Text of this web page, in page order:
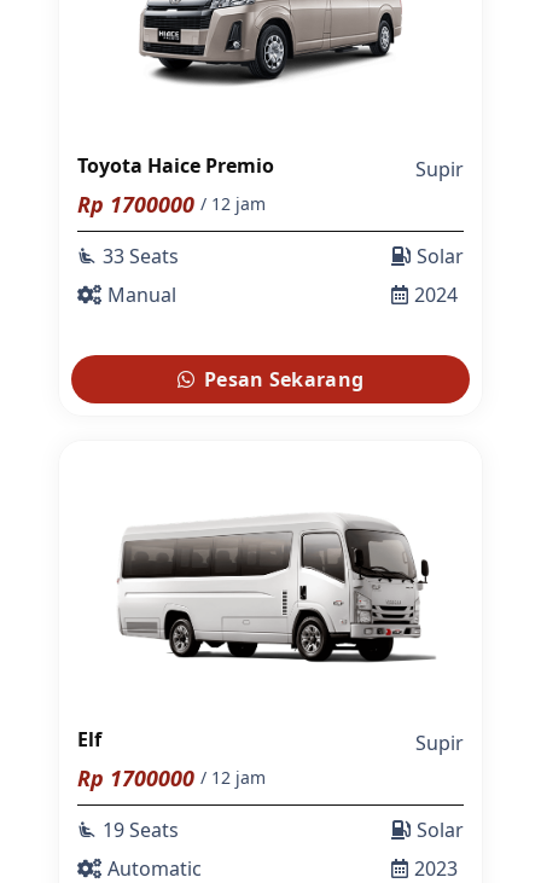
Toyota Haice Premio Supir
Rp 1700000 / 12 jam
airline_seat_recline_extra 33 Seats
Manual
Solar
2024
Pesan Sekarang
Elf Supir
Rp 1700000 / 12 jam
airline_seat_recline_extra 19 Seats
Automatic
Solar
2023